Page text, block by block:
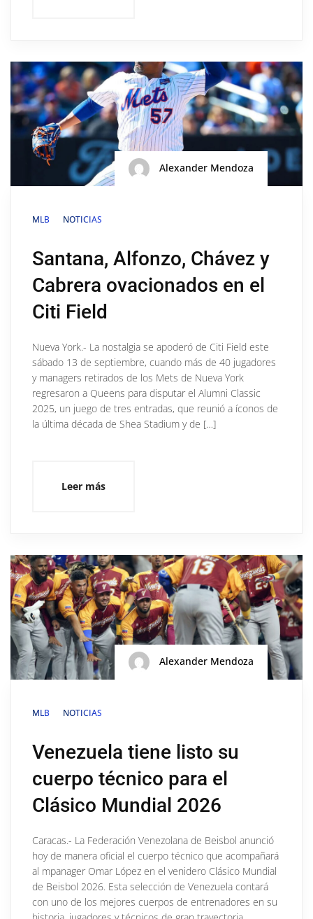
Alexander Mendoza
MLB NOTICIAS
Santana, Alfonzo, Chávez y
Cabrera ovacionados en el
Citi Field
Nueva York.- La nostalgia se apoderó de Citi Field este
sábado 13 de septiembre, cuando más de 40 jugadores
y managers retirados de los Mets de Nueva York
regresaron a Queens para disputar el Alumni Classic
2025, un juego de tres entradas, que reunió a íconos de
la última década de Shea Stadium y de […]
Leer más
Alexander Mendoza
MLB NOTICIAS
Venezuela tiene listo su
cuerpo técnico para el
Clásico Mundial 2026
Caracas.- La Federación Venezolana de Beisbol anunció
hoy de manera oficial el cuerpo técnico que acompañará
al mpanager Omar López en el venidero Clásico Mundial
de Beisbol 2026. Esta selección de Venezuela contará
con uno de los mejores cuerpos de entrenadores en su